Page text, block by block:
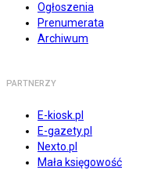
Ogłoszenia
Prenumerata
Archiwum
PARTNERZY
E-kiosk.pl
E-gazety.pl
Nexto.pl
Mała księgowość